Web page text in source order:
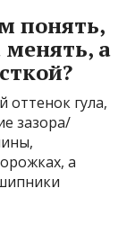
понять,
а
оттенок гула,
зазора/
а